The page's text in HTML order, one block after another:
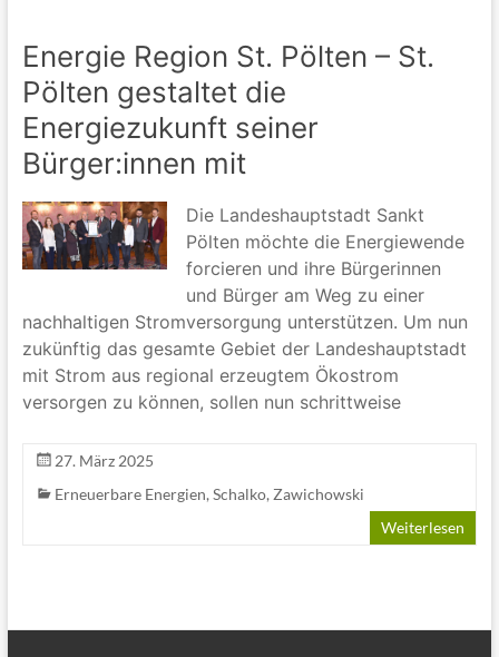
Energie Region St. Pölten – St.
Pölten gestaltet die
Energiezukunft seiner
Bürger:innen mit
Die Landeshauptstadt Sankt
Pölten möchte die Energiewende
forcieren und ihre Bürgerinnen
und Bürger am Weg zu einer
nachhaltigen Stromversorgung unterstützen. Um nun
zukünftig das gesamte Gebiet der Landeshauptstadt
mit Strom aus regional erzeugtem Ökostrom
versorgen zu können, sollen nun schrittweise
27. März 2025
Erneuerbare Energien, Schalko, Zawichowski
Weiterlesen